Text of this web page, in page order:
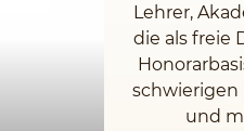
Lehrer,
die als freie
und